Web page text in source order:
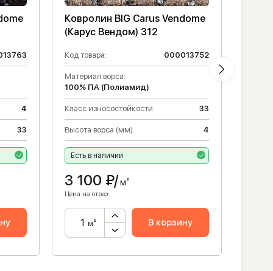
4
33
Ковролин BIG Carus Vendome
(Карус Вендом) 312
Код товара: 000013752
Материал ворса:
100% ПА (Полиамид)
Класс износостойкости: 33
Высота ворса (мм): 4
Есть в наличии
3 100 ₽/м²
Цена на отрез:
м² В корзину